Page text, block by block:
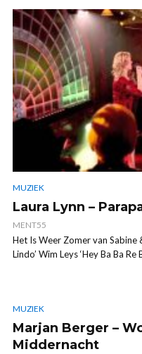
MUZIEK
Laura Lynn –
MENT55
Het Is Weer Zomer van Sabine
Lindo’ Wim Leys ‘Hey Ba Ba Re
MUZIEK
Marjan Berger –
Middernacht